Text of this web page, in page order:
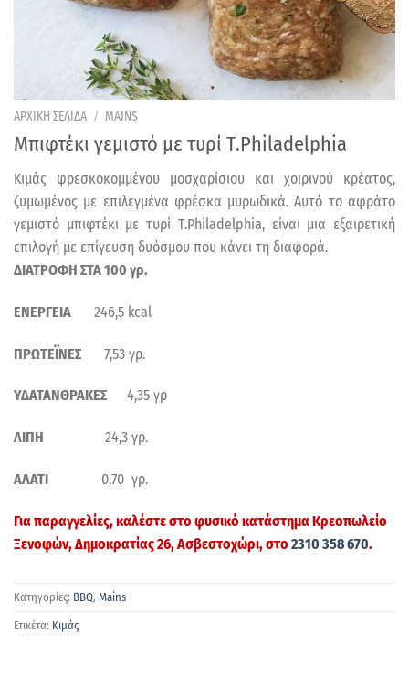
ΑΡΧΙΚΗ ΣΕΛΙΔΑ / MAINS
Μπιφτέκι γεμιστό με τυρί Τ.Philadelphia
Κιμάς φρεσκοκομμένου μοσχαρίσιου και χοιρινού κρέατος,
ζυμωμένος με επιλεγμένα φρέσκα μυρωδικά. Αυτό το αφράτο
γεμιστό μπιφτέκι με τυρί Τ.Philadelphia, είναι μια εξαιρετική
επιλογή με επίγευση δυόσμου που κάνει τη διαφορά.
ΔΙΑΤΡΟΦΗ ΣΤΑ 100 γρ.
ΕΝΕΡΓΕΙΑ 246,5 kcal
ΠΡΩΤΕΪΝΕΣ 7,53 γρ.
ΥΔΑΤΑΝΘΡΑΚΕΣ 4,35 γρ
ΛΙΠΗ 24,3 γρ.
ΑΛΑΤΙ 0,70 γρ.
Για παραγγελίες, καλέστε στο φυσικό κατάστημαΚρεοπωλείο
Ξενοφών, Δημοκρατίας 26, Ασβεστοχώρι, στο 2310 358 670.
Κατηγορίες: BBQ, Mains
Ετικέτα: Κιμάς